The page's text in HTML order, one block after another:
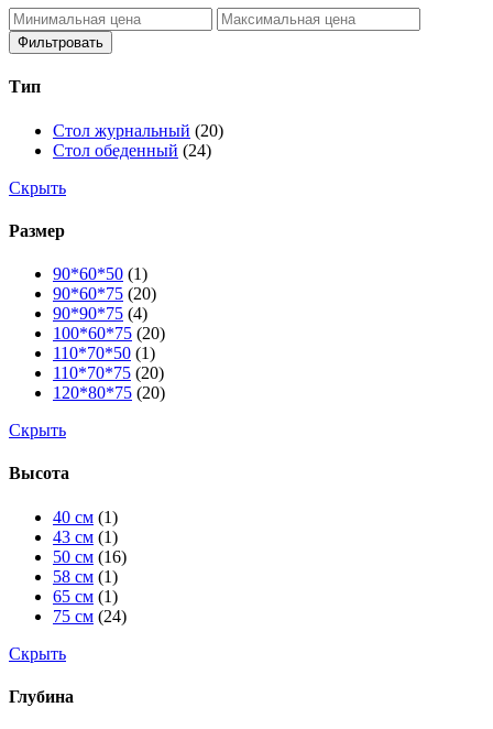
Фильтровать
Тип
Стол журнальный (20)
Стол обеденный (24)
Скрыть
Размер
90*60*50 (1)
90*60*75 (20)
90*90*75 (4)
100*60*75 (20)
110*70*50 (1)
110*70*75 (20)
120*80*75 (20)
Скрыть
Высота
40 см (1)
43 см (1)
50 см (16)
58 см (1)
65 см (1)
75 см (24)
Скрыть
Глубина